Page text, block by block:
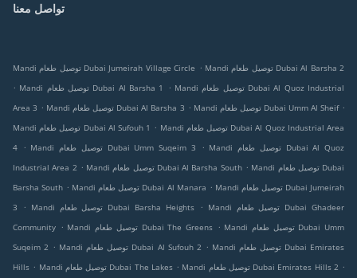
تواصل معنا
Mandi توصيل طعام Dubai Jumeirah Village Circle .
Mandi توصيل طعام Dubai Al Barsha 2
.
Mandi توصيل طعام Dubai Al Barsha 1 . Mandi توصيل طعام Dubai Al Quoz Industrial
Area 3 . Mandi توصيل طعام Dubai Al Barsha 3 . Mandi توصيل طعام Dubai Umm Al Sheif .
Mandi توصيل طعام Dubai Al Sufouh 1 . Mandi توصيل طعام Dubai Al Quoz Industrial Area
4
. Mandi توصيل طعام Dubai Umm Suqeim 3 . Mandi توصيل طعام Dubai Al Quoz
Industrial Area 2 . Mandi توصيل طعام Dubai Al Barsha South . Mandi توصيل طعام Dubai
Barsha South . Mandi توصيل طعام Dubai Al Manara . Mandi توصيل طعام Dubai Jumeirah
3
. Mandi توصيل طعام Dubai Barsha Heights . Mandi توصيل طعام Dubai Ghadeer
Community . Mandi توصيل طعام Dubai The Greens . Mandi توصيل طعام Dubai Umm
Suqeim 2 . Mandi توصيل طعام Dubai Al Sufouh 2 . Mandi توصيل طعام Dubai Emirates
Hills . Mandi توصيل طعام Dubai The Lakes . Mandi توصيل طعام Dubai Emirates Hills 2 .